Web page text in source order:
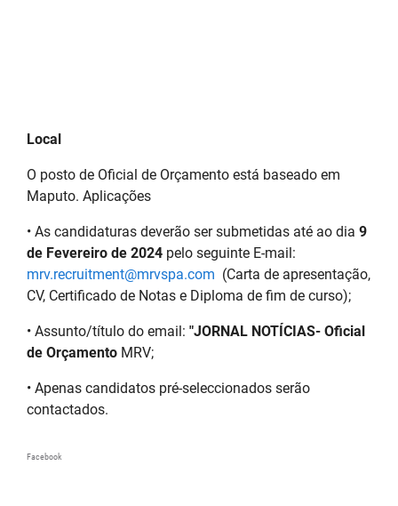
Local
O posto de Oficial de Orçamento está baseado em
Maputo. Aplicações
• As candidaturas deverão ser submetidas até ao dia 9
de Fevereiro de 2024 pelo seguinte E-mail:
mrv.recruitment@mrvspa.com (Carta de apresentação,
CV, Certificado de Notas e Diploma de fim de curso);
• Assunto/título do email: "JORNAL NOTÍCIAS- Oficial
de Orçamento MRV;
• Apenas candidatos pré-seleccionados serão
contactados.
Facebook